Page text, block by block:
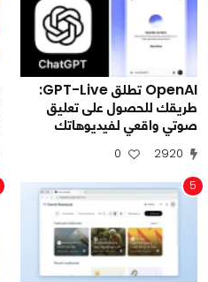
OpenAI تطلق GPT-Live:
طريقك للحصول على تعليق
صوتي واقعي لفيديوهاتك
2920
0
5